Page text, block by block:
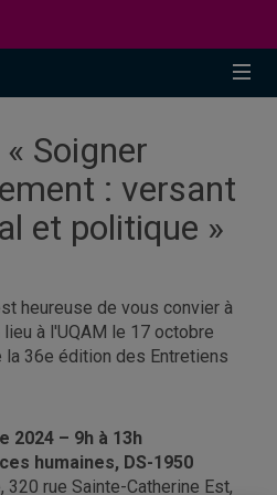
Soigner
: versant
et politique »
heureuse de vous convier à
à l'UQAM le 17 octobre
la 36e édition des Entretiens
2024 – 9h à 13h
humaines, DS-1950
rue Sainte-Catherine Est,